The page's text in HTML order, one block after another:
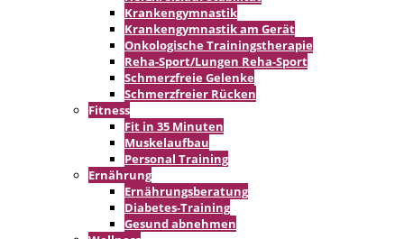
Kranken­gymnastik
Krankengymnastik am Gerät
Onkologische Trainingstherapie
Reha-Sport/Lungen Reha-Sport
Schmerzfreie Gelenke
Schmerz­freier Rücken
Fitness
Fit in 35 Minuten
Muskelaufbau
Personal Training
Ernährung
Ernährungsberatung
Diabetes-Training
Gesund abnehmen